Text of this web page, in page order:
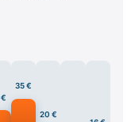
€
35 €
20 €